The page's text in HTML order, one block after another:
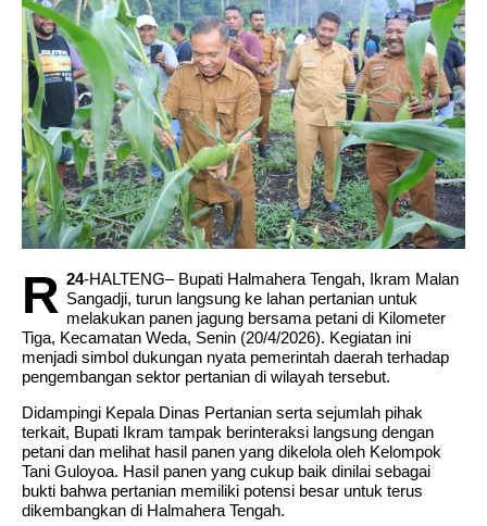
Pertanggungjawaban APBD 2025.
DPRD Mulai Bahas KUA – PPAS 2027,Pemda
Halut Usulkan RP.1,08 Triliun.
R 24-HALTENG– Bupati Halmahera Tengah, Ikram Malan
Sangadji, turun langsung ke lahan pertanian untuk
melakukan panen jagung bersama petani di Kilometer
Tiga, Kecamatan Weda, Senin (20/4/2026). Kegiatan ini
menjadi simbol dukungan nyata pemerintah daerah terhadap
pengembangan sektor pertanian di wilayah tersebut.
Didampingi Kepala Dinas Pertanian serta sejumlah pihak
terkait, Bupati Ikram tampak berinteraksi langsung dengan
petani dan melihat hasil panen yang dikelola oleh Kelompok
Tani Guloyoa. Hasil panen yang cukup baik dinilai sebagai
bukti bahwa pertanian memiliki potensi besar untuk terus
dikembangkan di Halmahera Tengah.